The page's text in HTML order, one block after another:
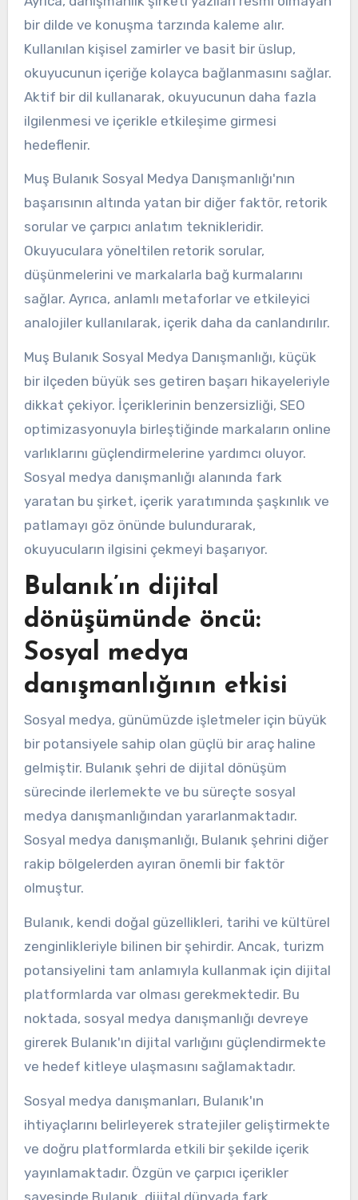
bir dilde ve konuşma tarzında kaleme alır.
Kullanılan kişisel zamirler ve basit bir üslup,
okuyucunun içeriğe kolayca bağlanmasını sağlar.
Aktif bir dil kullanarak, okuyucunun daha fazla
ilgilenmesi ve içerikle etkileşime girmesi
hedeflenir.
Muş Bulanık Sosyal Medya Danışmanlığı'nın
başarısının altında yatan bir diğer faktör, retorik
sorular ve çarpıcı anlatım teknikleridir.
Okuyuculara yöneltilen retorik sorular,
düşünmelerini ve markalarla bağ kurmalarını
sağlar. Ayrıca, anlamlı metaforlar ve etkileyici
analojiler kullanılarak, içerik daha da canlandırılır.
Muş Bulanık Sosyal Medya Danışmanlığı, küçük
bir ilçeden büyük ses getiren başarı hikayeleriyle
dikkat çekiyor. İçeriklerinin benzersizliği, SEO
optimizasyonuyla birleştiğinde markaların online
varlıklarını güçlendirmelerine yardımcı oluyor.
Sosyal medya danışmanlığı alanında fark
yaratan bu şirket, içerik yaratımında şaşkınlık ve
patlamayı göz önünde bulundurarak,
okuyucuların ilgisini çekmeyi başarıyor.
Bulanık’ın dijital
dönüşümünde öncü:
Sosyal medya
danışmanlığının etkisi
Sosyal medya, günümüzde işletmeler için büyük
bir potansiyele sahip olan güçlü bir araç haline
gelmiştir. Bulanık şehri de dijital dönüşüm
sürecinde ilerlemekte ve bu süreçte sosyal
medya danışmanlığından yararlanmaktadır.
Sosyal medya danışmanlığı, Bulanık şehrini diğer
rakip bölgelerden ayıran önemli bir faktör
olmuştur.
Bulanık, kendi doğal güzellikleri, tarihi ve kültürel
zenginlikleriyle bilinen bir şehirdir. Ancak, turizm
potansiyelini tam anlamıyla kullanmak için dijital
platformlarda var olması gerekmektedir. Bu
noktada, sosyal medya danışmanlığı devreye
girerek Bulanık'ın dijital varlığını güçlendirmekte
ve hedef kitleye ulaşmasını sağlamaktadır.
Sosyal medya danışmanları, Bulanık'ın
ihtiyaçlarını belirleyerek stratejiler geliştirmekte
ve doğru platformlarda etkili bir şekilde içerik
yayınlamaktadır. Özgün ve çarpıcı içerikler
sayesinde Bulanık, dijital dünyada fark